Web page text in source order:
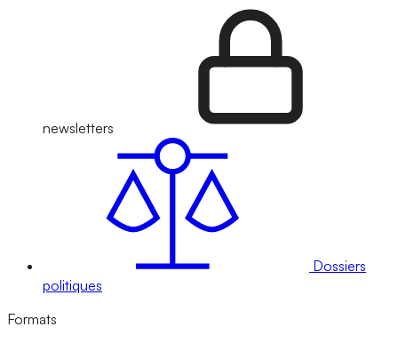
newsletters
Dossiers
politiques
Formats